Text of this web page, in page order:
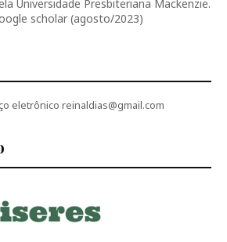
Universidade Presbiteriana Mackenzie.
scholar (agosto/2023)
eletrônico reinaldias@gmail.com